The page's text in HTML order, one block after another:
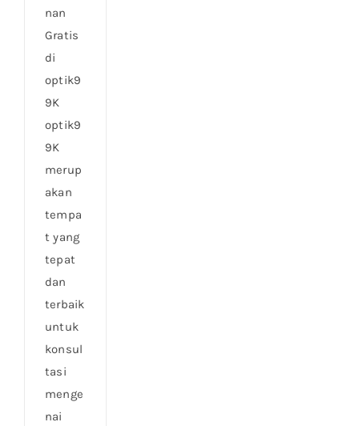
nan
Gratis
di
optik9
9K
optik9
9K
merup
akan
tempa
t yang
tepat
dan
terbaik
untuk
konsul
tasi
menge
nai